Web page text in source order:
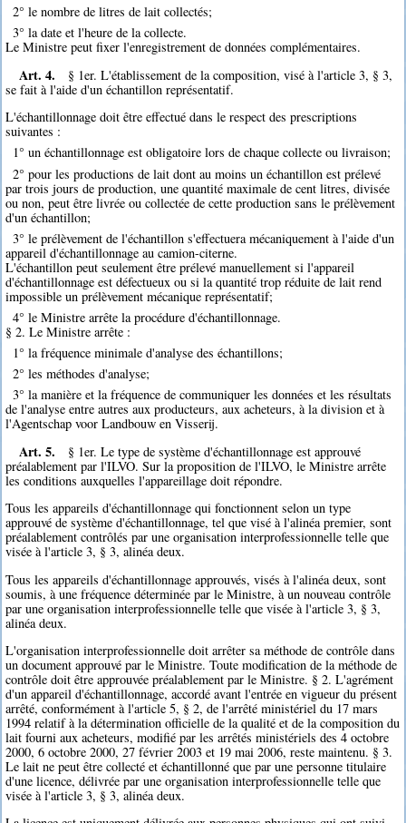
2° le nombre de litres de lait collectés;
3° la date et l'heure de la collecte.
Le Ministre peut fixer l'enregistrement de données complémentaires.
Art. 4.
§ 1er. L'établissement de la composition, visé à l'article 3, § 3,
se fait à l'aide d'un échantillon représentatif.
L'échantillonnage doit être effectué dans le respect des prescriptions
suivantes :
1° un échantillonnage est obligatoire lors de chaque collecte ou livraison;
2° pour les productions de lait dont au moins un échantillon est prélevé
par trois jours de production, une quantité maximale de cent litres, divisée
ou non, peut être livrée ou collectée de cette production sans le prélèvement
d'un échantillon;
3° le prélèvement de l'échantillon s'effectuera mécaniquement à l'aide d'un
appareil d'échantillonnage au camion-citerne.
L'échantillon peut seulement être prélevé manuellement si l'appareil
d'échantillonnage est défectueux ou si la quantité trop réduite de lait rend
impossible un prélèvement mécanique représentatif;
4° le Ministre arrête la procédure d'échantillonnage.
§ 2. Le Ministre arrête :
1° la fréquence minimale d'analyse des échantillons;
2° les méthodes d'analyse;
3° la manière et la fréquence de communiquer les données et les résultats
de l'analyse entre autres aux producteurs, aux acheteurs, à la division et à
l'Agentschap voor Landbouw en Visserij.
Art. 5.
§ 1er. Le type de système d'échantillonnage est approuvé
préalablement par l'ILVO. Sur la proposition de l'ILVO, le Ministre arrête
les conditions auxquelles l'appareillage doit répondre.
Tous les appareils d'échantillonnage qui fonctionnent selon un type
approuvé de système d'échantillonnage, tel que visé à l'alinéa premier, sont
préalablement contrôlés par une organisation interprofessionnelle telle que
visée à l'article 3, § 3, alinéa deux.
Tous les appareils d'échantillonnage approuvés, visés à l'alinéa deux, sont
soumis, à une fréquence déterminée par le Ministre, à un nouveau contrôle
par une organisation interprofessionnelle telle que visée à l'article 3, § 3,
alinéa deux.
L'organisation interprofessionnelle doit arrêter sa méthode de contrôle dans
un document approuvé par le Ministre. Toute modification de la méthode de
contrôle doit être approuvée préalablement par le Ministre. § 2. L'agrément
d'un appareil d'échantillonnage, accordé avant l'entrée en vigueur du présent
arrêté, conformément à l'article 5, § 2, de l'arrêté ministériel du 17 mars
1994 relatif à la détermination officielle de la qualité et de la composition du
lait fourni aux acheteurs, modifié par les arrêtés ministériels des 4 octobre
2000, 6 octobre 2000, 27 février 2003 et 19 mai 2006, reste maintenu. § 3.
Le lait ne peut être collecté et échantillonné que par une personne titulaire
d'une licence, délivrée par une organisation interprofessionnelle telle que
visée à l'article 3, § 3, alinéa deux.